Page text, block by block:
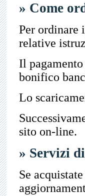
» Come
Per ordinare
relative
Il
bonifico
Lo
sito on-line.
» Servizi
Se